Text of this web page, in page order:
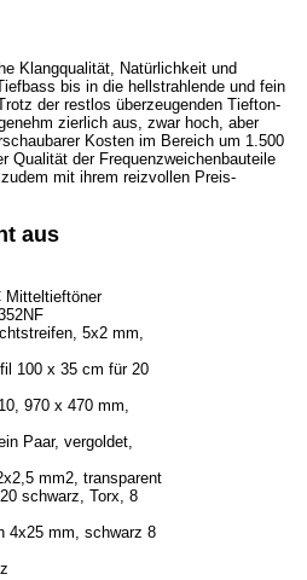
Klangqualität, Natürlichkeit und
bis in die hellstrahlende und fein
der restlos überzeugenden Tiefton-
zierlich aus, zwar hoch, aber
Kosten im Bereich um 1.500
Qualität der Frequenzweichenbauteile
mit ihrem reizvollen Preis-
aus
Mitteltieftöner
5x2 mm,
100 x 35 cm für 20
970 x 470 mm,
Paar, vergoldet,
mm2, transparent
schwarz, Torx, 8
4x25 mm, schwarz 8